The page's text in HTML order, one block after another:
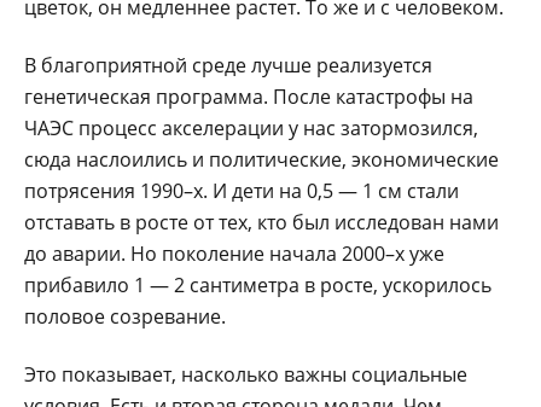
цветок, он медленнее растет. То же и с человеком.
В благоприятной среде лучше реализуется
генетическая программа. После катастрофы на
ЧАЭС процесс акселерации у нас затормозился,
сюда наслоились и политические, экономические
потрясения 1990–х. И дети на 0,5 — 1 см стали
отставать в росте от тех, кто был исследован нами
до аварии. Но поколение начала 2000–х уже
прибавило 1 — 2 сантиметра в росте, ускорилось
половое созревание.
Это показывает, насколько важны социальные